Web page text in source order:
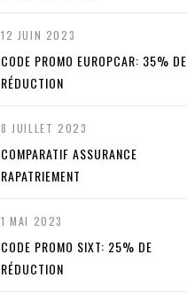
12 JUIN 2023
CODE PROMO EUROPCAR: 35% DE
RÉDUCTION
8 JUILLET 2023
COMPARATIF ASSURANCE
RAPATRIEMENT
1 MAI 2023
CODE PROMO SIXT: 25% DE
RÉDUCTION